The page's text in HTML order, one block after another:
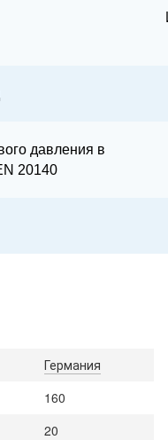
давления в
20140
Германия
160
20